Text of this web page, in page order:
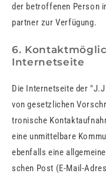
der be­trof­fe­nen Per­son
part­ner zur Ver­fü­gung.
6.
Internetseite
Die In­ter­net­sei­te der
von ge­setz­li­chen
tro­ni­sche
eine un­mit­tel­ba­re
eben­falls eine
schen Post (E-Mail-